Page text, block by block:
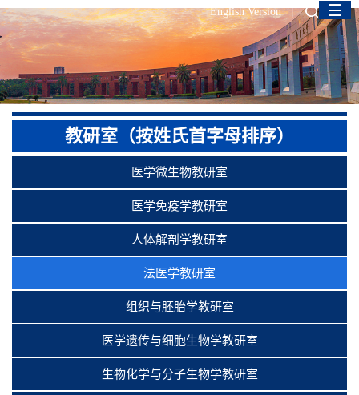
English Version ☰
教研室（按姓氏首字母排序）
医学微生物教研室
医学免疫学教研室
人体解剖学教研室
法医学教研室
组织与胚胎学教研室
医学遗传与细胞生物学教研室
生物化学与分子生物学教研室